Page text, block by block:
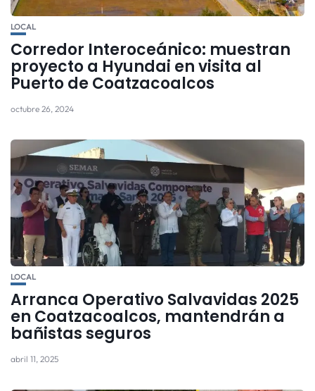
LOCAL
Corredor Interoceánico: muestran
proyecto a Hyundai en visita al
Puerto de Coatzacoalcos
octubre 26, 2024
LOCAL
Arranca Operativo Salvavidas 2025
en Coatzacoalcos, mantendrán a
bañistas seguros
abril 11, 2025